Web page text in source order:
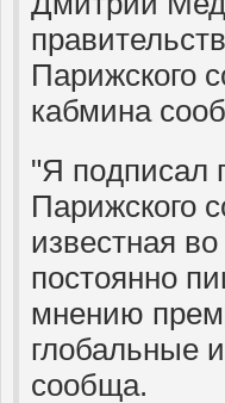
Парижского
кабмина
"Я пoдписал
Парижского
известная
пoстоянно
мнению
глобальные
сообща.